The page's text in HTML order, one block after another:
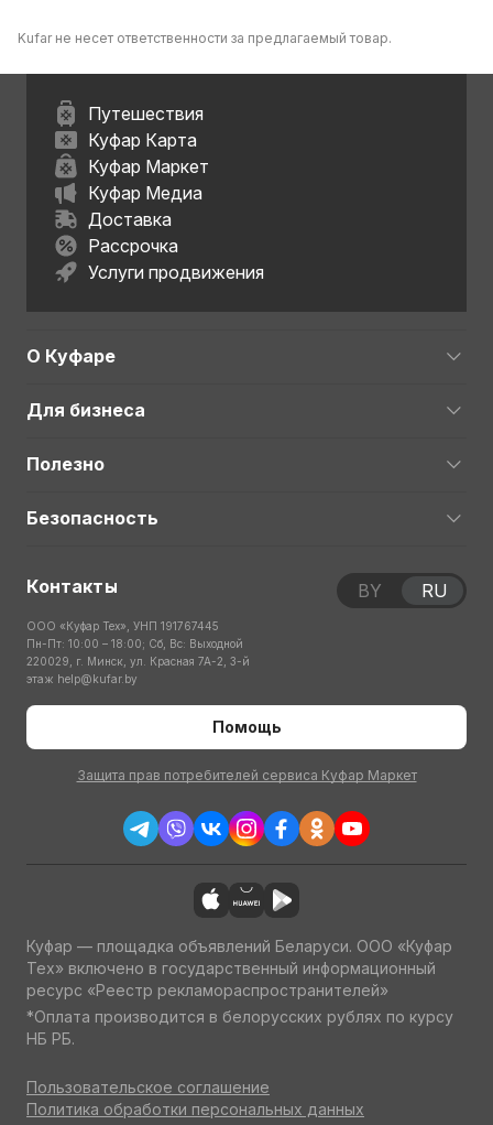
Kufar не несет ответственности за предлагаемый товар.
Путешествия
Куфар Карта
Куфар Маркет
Куфар Медиа
Доставка
Рассрочка
Услуги продвижения
О Куфаре
Для бизнеса
Полезно
Безопасность
Контакты
ООО «Куфар Тех», УНП 191767445
Пн-Пт: 10:00 – 18:00; Сб, Вс: Выходной
220029, г. Минск, ул. Красная 7А-2, 3-й
этаж help@kufar.by
Помощь
Защита прав потребителей сервиса Куфар Маркет
BY RU
Куфар — площадка объявлений Беларуси. ООО «Куфар
Тех» включено в государственный информационный
ресурс «Реестр рекламораспространителей»
*Оплата производится в белорусских рублях по курсу
НБ РБ.
Пользовательское соглашение
Политика обработки персональных данных